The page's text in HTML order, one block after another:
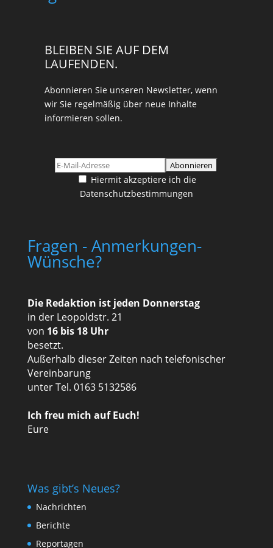
BLEIBEN SIE AUF DEM
LAUFENDEN.
Abonnieren Sie unseren Newsletter, wenn
wir Sie regelmäßig über neue Inhalte
informieren sollen.
Hiermit akzeptiere ich die
Datenschutzbestimmungen
Fragen - Anmerkungen-
Wünsche?
Die Redaktion ist jeden Donnerstag
in der Leopoldstr. 21
von 16 bis 18 Uhr
besetzt.
Außerhalb dieser Zeiten nach telefonischer
Vereinbarung
unter Tel. 0163 5132586
Ich freu mich auf Euch!
Eure
Was gibt’s Neues?
Nachrichten
Berichte
Reportagen